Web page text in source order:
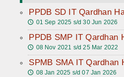
PPDB SD IT Qardhan
🕔 01 Sep 2025 s/d 30 Jun 2026
PPDB SMP IT Qardhan
🕔 08 Nov 2021 s/d 25 Mar 2022
SPMB SMA IT Qardhan
🕔 08 Jan 2025 s/d 07 Jan 2026